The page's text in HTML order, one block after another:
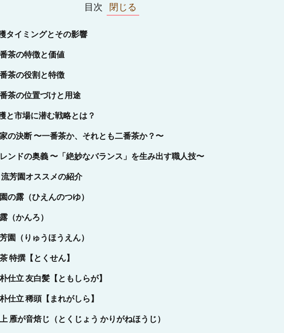
目次
タイミングとその影響
茶の特徴と価値
茶の役割と特徴
茶の位置づけと用途
と市場に潜む戦略とは？
の決断 〜一番茶か、それとも二番茶か？〜
ンドの奥義 〜「絶妙なバランス」を生み出す職人技〜
流芳園オススメの紹介
の露（ひえんのつゆ）
（かんろ）
園（りゅうほうえん）
特撰【とくせん】
仕立 友白髪【ともしらが】
仕立 稀頭【まれがしら】
雁が音焙じ（とくじょう かりがねほうじ）